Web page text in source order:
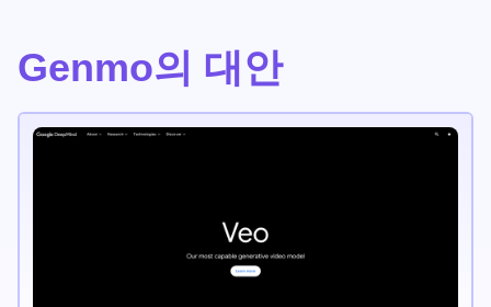
Genmo의 대안